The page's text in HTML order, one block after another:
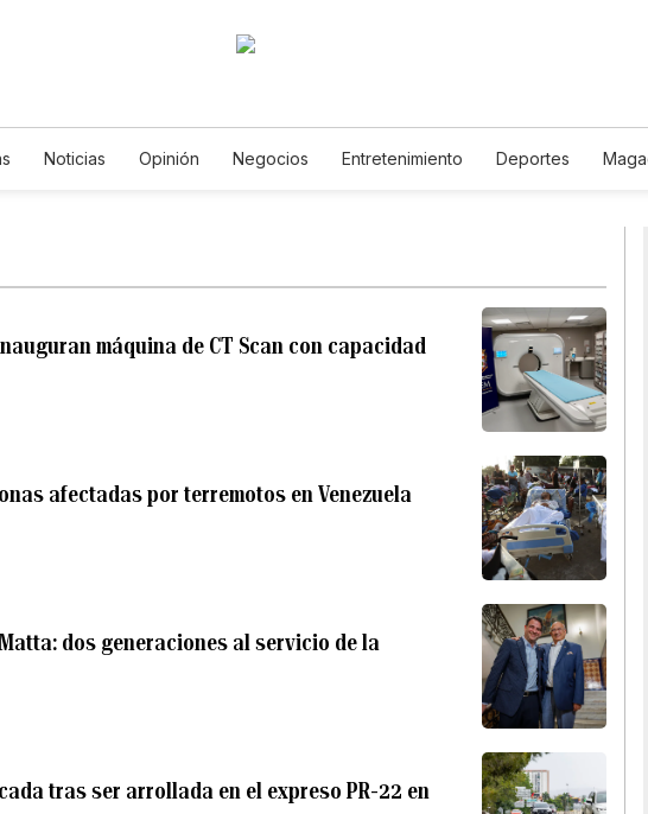
Noticias Opinión Negocios Entretenimiento Deportes
máquina de CT Scan con capacidad
afectadas por terremotos en Venezuela
dos generaciones al servicio de la
tras ser arrollada en el expreso PR-22 en